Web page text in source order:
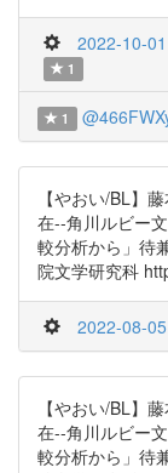
2022-10-
1
1
【やおい/BL】
在--角川ルビー
較分析から」待
院文学研究科
2022-08-
【やおい/BL】
在--角川ルビー
較分析から」待